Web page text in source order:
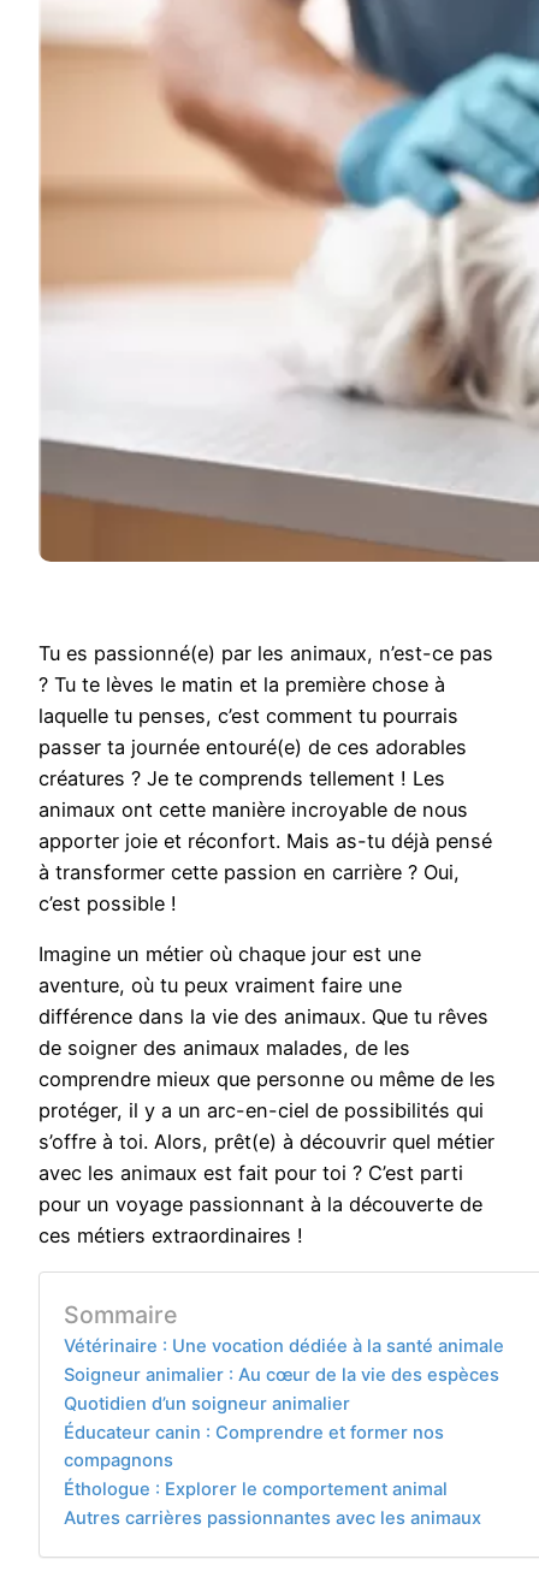
Tu es passionné(e) par les animaux, n’est-ce pas
? Tu te lèves le matin et la première chose à
laquelle tu penses, c’est comment tu pourrais
passer ta journée entouré(e) de ces adorables
créatures ? Je te comprends tellement ! Les
animaux ont cette manière incroyable de nous
apporter joie et réconfort. Mais as-tu déjà pensé
à transformer cette passion en carrière ? Oui,
c’est possible !
Imagine un métier où chaque jour est une
aventure, où tu peux vraiment faire une
différence dans la vie des animaux. Que tu rêves
de soigner des animaux malades, de les
comprendre mieux que personne ou même de les
protéger, il y a un arc-en-ciel de possibilités qui
s’offre à toi. Alors, prêt(e) à découvrir quel métier
avec les animaux est fait pour toi ? C’est parti
pour un voyage passionnant à la découverte de
ces métiers extraordinaires !
Sommaire
Vétérinaire : Une vocation dédiée à la santé animale
Soigneur animalier : Au cœur de la vie des espèces
Quotidien d’un soigneur animalier
Éducateur canin : Comprendre et former nos
compagnons
Éthologue : Explorer le comportement animal
Autres carrières passionnantes avec les animaux